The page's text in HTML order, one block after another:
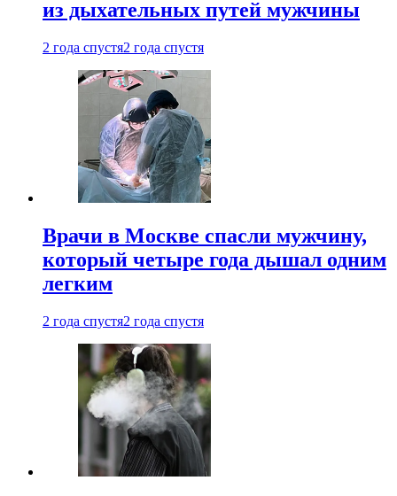
из дыхательных путей мужчины
2 года спустя2 года спустя
Врачи в Москве спасли мужчину,
который четыре года дышал одним
легким
2 года спустя2 года спустя